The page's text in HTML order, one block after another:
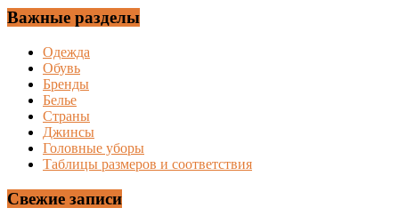
Важные разделы
Одежда
Обувь
Бренды
Белье
Страны
Джинсы
Головные уборы
Таблицы размеров и соответствия
Свежие записи